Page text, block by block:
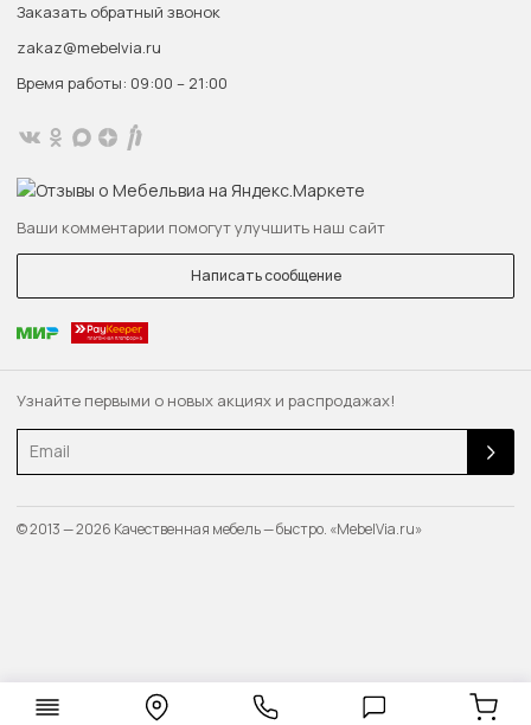
Узнайте первыми о новых акциях и распродажах!
Email
Заказать обратный звонок
zakaz@mebelvia.ru
Время работы: 09:00 – 21:00
Ваши комментарии помогут улучшить наш сайт
Написать сообщение
© 2013 — 2026 Качественная мебель — быстро. «MebelVia.ru»